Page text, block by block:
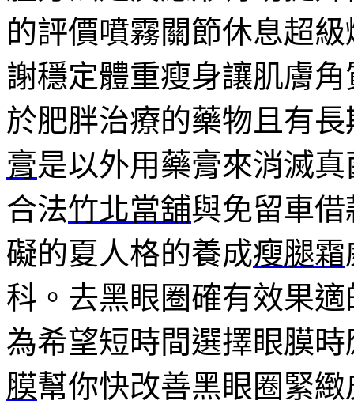
的評價噴霧關節休息超
謝穩定體重瘦身讓肌膚
於肥胖治療的藥物且有
膏是以外用藥膏來消滅
合法竹北當舖與免留車
礙的夏人格的養成瘦腿霜
科。去黑眼圈確有效果適
為希望短時間選擇眼膜
膜幫你快改善黑眼圈緊